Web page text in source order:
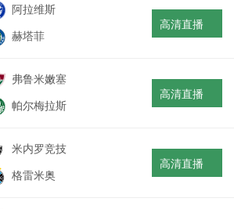
阿拉维斯
赫塔菲
高清直播
弗鲁米嫩塞
帕尔梅拉斯
高清直播
米内罗竞技
格雷米奥
高清直播